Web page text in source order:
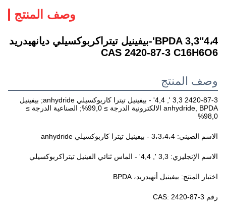
وصف المنتج
BPDA 3,3"4،4'-بيفينيل تيتراكربوكسيلي ديانهيدريد
CAS 2420-87-3 C16H6O6
وصف المنتج
2420-87-3 3,3 ', 4,4' - بيفينيل تيترا كاربوكسيلي anhydride; بيفينيل
anhydride, BPDA الالكترونية الدرجة ≥ 99,0%; الصناعية الدرجة ≥
98,0%
الاسم الصيني: 3،3،4،4 - بيفينيل تيترا كاربوكسيلي anhydride
الاسم الإنجليزي: 3,3 ', 4,4' - الماس ثنائي الفينيل تيتراكربوكسيلي
اختبار المنتج: بيفينيل أنهيدريد، BPDA
رقم CAS: 2420-87-3